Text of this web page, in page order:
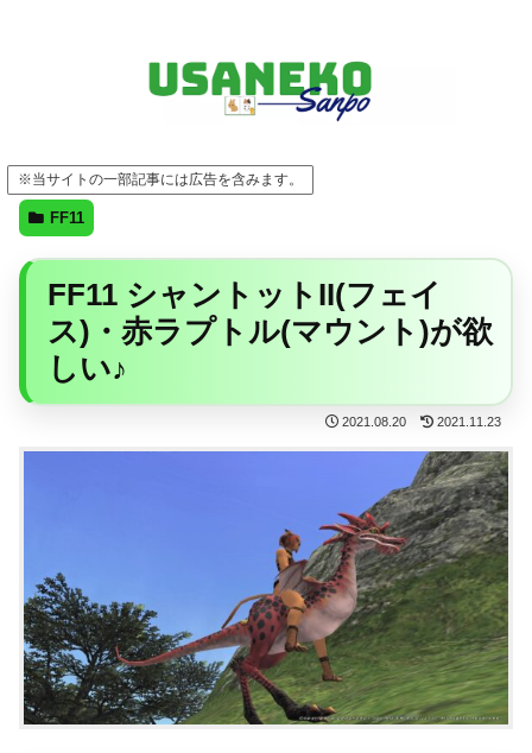
※当サイトの一部記事には広告を含みます。
FF11
FF11 シャントットII(フェイ
ス)・赤ラプトル(マウント)が欲
しい♪
2021.08.20 2021.11.23